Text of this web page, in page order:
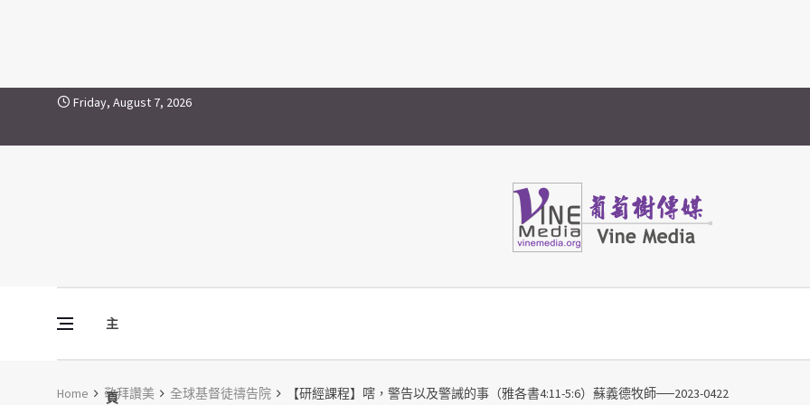
Skip to contentFriday, August 7, 2026
主
頁
Vine Media
葡萄樹傳媒
Home 敬拜讚美 全球基督徒禱告院 【研經課程】嗐，警告以及警誡的事（雅各書4:11-5:6）蘇義德牧師──2023-0422